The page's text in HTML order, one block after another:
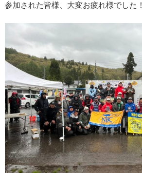
参加された皆様、大変お疲れ様でした！